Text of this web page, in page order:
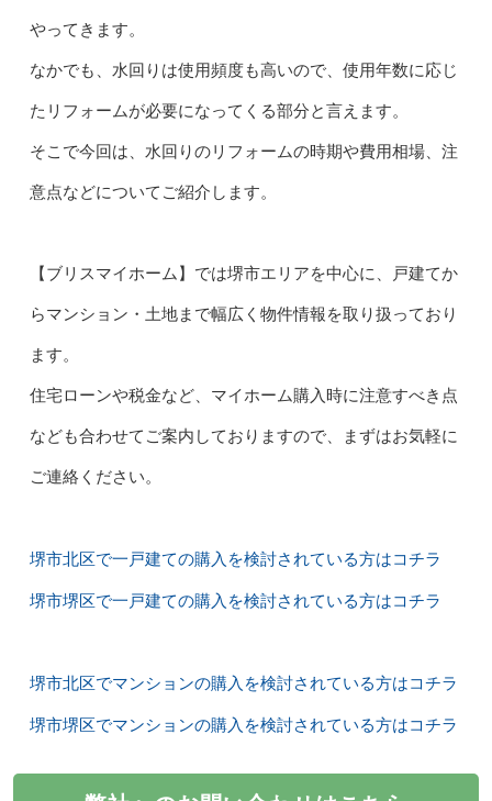
やってきます。
なかでも、水回りは使用頻度も高いので、使用年数に応じ
たリフォームが必要になってくる部分と言えます。
そこで今回は、水回りのリフォームの時期や費用相場、注
意点などについてご紹介します。
【ブリスマイホーム】では堺市エリアを中心に、戸建てか
らマンション・土地まで幅広く物件情報を取り扱っており
ます。
住宅ローンや税金など、マイホーム購入時に注意すべき点
なども合わせてご案内しておりますので、まずはお気軽に
ご連絡ください。
堺市北区で一戸建ての購入を検討されている方はコチラ
堺市堺区で一戸建ての購入を検討されている方はコチラ
堺市北区でマンションの購入を検討されている方はコチラ
堺市堺区でマンションの購入を検討されている方はコチラ